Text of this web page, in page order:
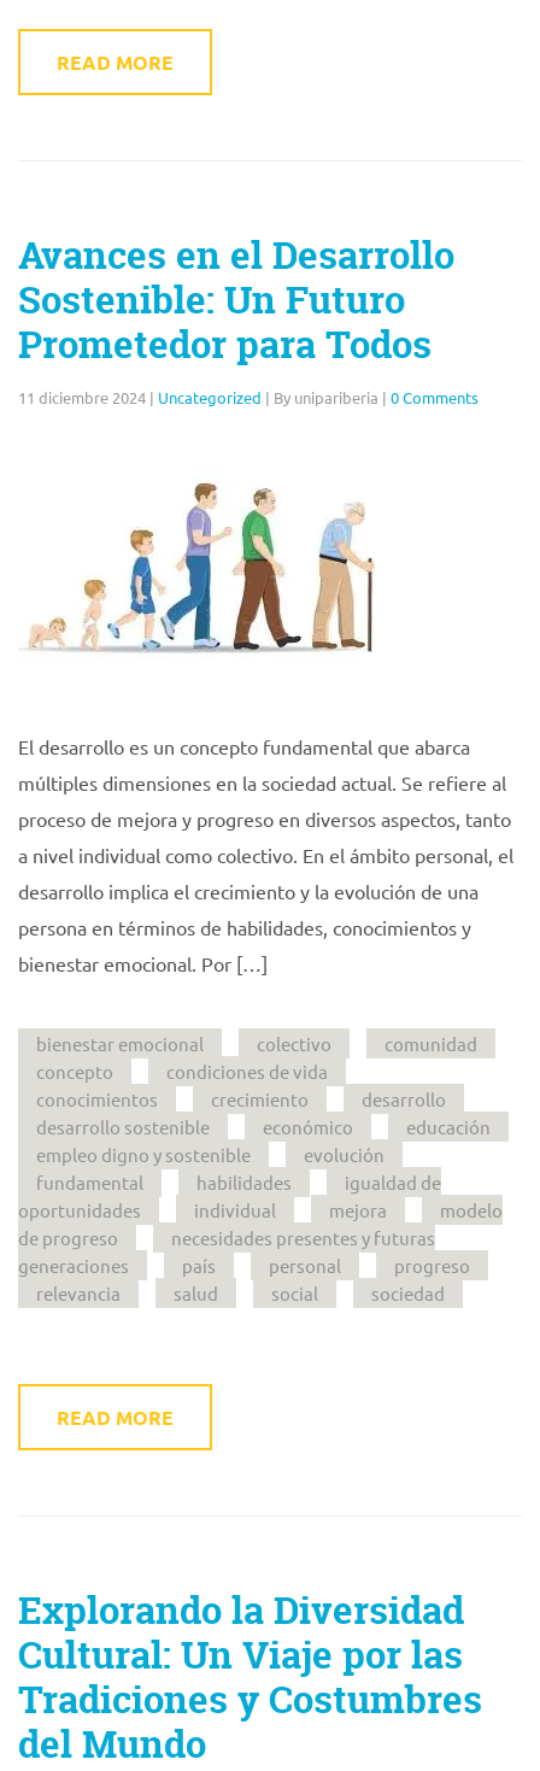
READ MORE
Avances en el Desarrollo
Sostenible: Un Futuro
Prometedor para Todos
11 diciembre 2024 | Uncategorized | By unipariberia | 0 Comments
El desarrollo es un concepto fundamental que abarca
múltiples dimensiones en la sociedad actual. Se refiere al
proceso de mejora y progreso en diversos aspectos, tanto
a nivel individual como colectivo. En el ámbito personal, el
desarrollo implica el crecimiento y la evolución de una
persona en términos de habilidades, conocimientos y
bienestar emocional. Por […]
bienestar emocional colectivo
comunidad
concepto
condiciones de vida
conocimientos
crecimiento
desarrollo
desarrollo sostenible
económico
educación
empleo digno y sostenible
evolución
fundamental
habilidades
igualdad de
oportunidades
individual mejora
modelo
de progreso
necesidades presentes y futuras
generaciones
país personal
progreso
relevancia
salud social sociedad
READ MORE
Explorando la Diversidad
Cultural: Un Viaje por las
Tradiciones y Costumbres
del Mundo